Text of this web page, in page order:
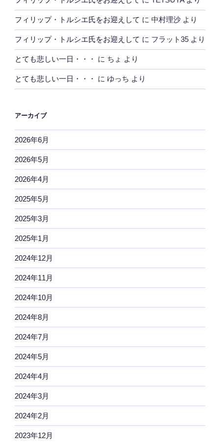
フィリップ・トルシエ氏をお迎えして に 中村理沙 より
フィリップ・トルシエ氏をお迎えして に フラット35 より
とても悲しい一日・・・ に ちょ より
とても悲しい一日・・・ に ゆっち より
アーカイブ
2026年6月
2026年5月
2026年4月
2025年5月
2025年3月
2025年1月
2024年12月
2024年11月
2024年10月
2024年8月
2024年7月
2024年5月
2024年4月
2024年3月
2024年2月
2023年12月